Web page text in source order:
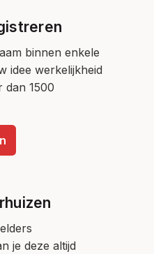
binnen enkele
idee werkelijkheid
dan 1500
je deze altijd